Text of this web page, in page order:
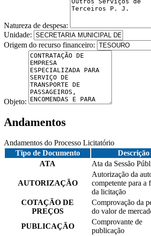
Natureza de despesa:
Unidade:
Origem do recurso financeiro:
Objeto:
Andamentos
Andamentos do Processo Licitatório
Tipo de Documento
Descrição
ATA
Ata da Sessão
AUTORIZAÇÃO
Autorização da
competente para a
da licitação
COTAÇÃO DE
PREÇOS
Comprovação da
do valor de
PUBLICAÇÃO
Comprovante de
publicação